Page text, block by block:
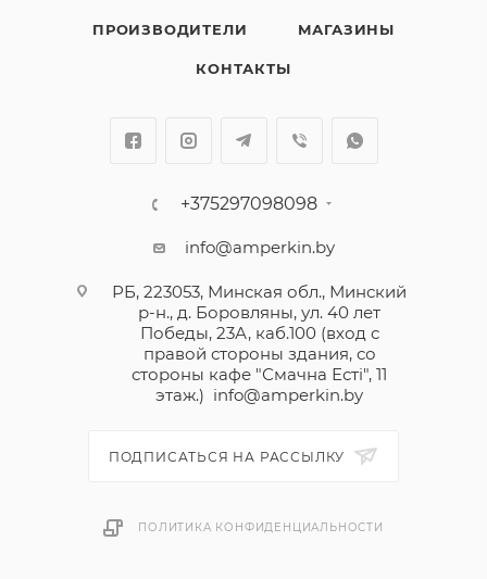
ПРОИЗВОДИТЕЛИ МАГАЗИНЫ
КОНТАКТЫ
+375297098098
info@amperkin.by
РБ, 223053, Минская обл., Минский
р-н., д. Боровляны, ул. 40 лет
Победы, 23А, каб.100 (вход с
правой стороны здания, со
стороны кафе "Смачна Естi", 11
этаж.) info@amperkin.by
ПОДПИСАТЬСЯ НА РАССЫЛКУ
ПОЛИТИКА КОНФИДЕНЦИАЛЬНОСТИ